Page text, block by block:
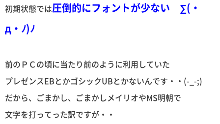
初期状態では圧倒的にフォントが少ない ∑(・
д・ﾉ)ﾉ
前のＰＣの頃に当たり前のように利用していた
プレゼンスEBとかゴシックUBとかないんです・・(-_-;)
だから、ごまかし、ごまかしメイリオやMS明朝で
文字を打ってった訳ですが・・